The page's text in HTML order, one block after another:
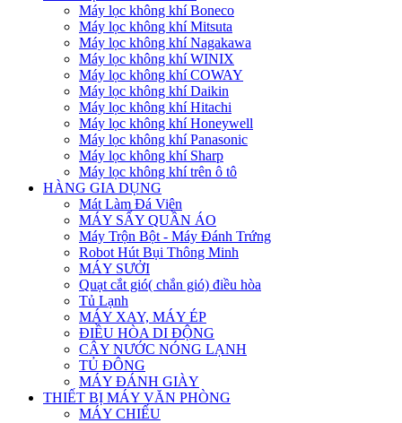
Máy lọc không khí Boneco
Máy lọc không khí Mitsuta
Máy lọc không khí Nagakawa
Máy lọc không khí WINIX
Máy lọc không khí COWAY
Máy lọc không khí Daikin
Máy lọc không khí Hitachi
Máy lọc không khí Honeywell
Máy lọc không khí Panasonic
Máy lọc không khí Sharp
Máy lọc không khí trên ô tô
HÀNG GIA DỤNG
Mát Làm Đá Viên
MÁY SẤY QUẦN ÁO
Máy Trộn Bột - Máy Đánh Trứng
Robot Hút Bụi Thông Minh
MÁY SƯỞI
Quạt cắt gió( chắn gió) điều hòa
Tủ Lạnh
MÁY XAY, MÁY ÉP
ĐIỀU HÒA DI ĐỘNG
CÂY NƯỚC NÓNG LẠNH
TỦ ĐÔNG
MÁY ĐÁNH GIÀY
THIẾT BỊ MÁY VĂN PHÒNG
MÁY CHIẾU